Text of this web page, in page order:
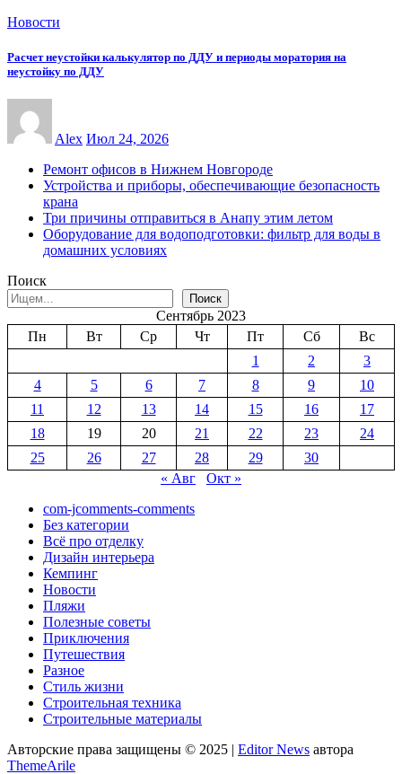
Новости
Расчет неустойки калькулятор по ДДУ и периоды моратория на
неустойку по ДДУ
Alex Июл 24, 2026
Ремонт офисов в Нижнем Новгороде
Устройства и приборы, обеспечивающие безопасность
крана
Три причины отправиться в Анапу этим летом
Оборудование для водоподготовки: фильтр для воды в
домашних условиях
Поиск
Поиск
Сентябрь 2023
Пн
Вт Ср Чт Пт Сб
Вс
1
2
3
4
5 6 7 8 9
10
11
12 13 14 15 16
17
18
19 20 21 22 23
24
25
26 27 28 29
30
« Авг
Окт »
com-jcomments-comments
Без категории
Всё про отделку
Дизайн интерьера
Кемпинг
Новости
Пляжи
Полезные советы
Приключения
Путешествия
Разное
Стиль жизни
Строительная техника
Строительные материалы
Авторские права защищены © 2025 | Editor News автора
ThemeArile